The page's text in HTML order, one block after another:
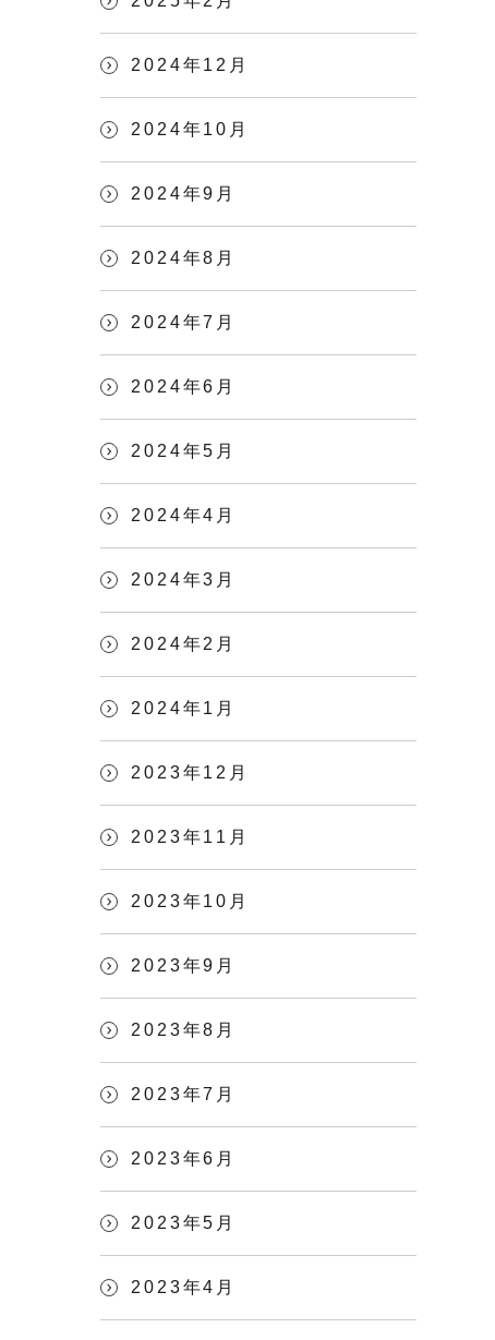
2024年12月
2024年10月
2024年9月
2024年8月
2024年7月
2024年6月
2024年5月
2024年4月
2024年3月
2024年2月
2024年1月
2023年12月
2023年11月
2023年10月
2023年9月
2023年8月
2023年7月
2023年6月
2023年5月
2023年4月